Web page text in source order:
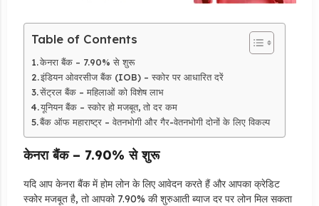
Table of Contents
केनरा बैंक – 7.90% से शुरू
इंडियन ओवरसीज बैंक (IOB) – स्कोर पर आधारित दरें
सेंट्रल बैंक – महिलाओं को विशेष लाभ
यूनियन बैंक – स्कोर हो मजबूत, तो दर कम
बैंक ऑफ महाराष्ट्र – वेतनभोगी और गैर-वेतनभोगी दोनों के लिए विकल्प
केनरा बैंक – 7.90% से शुरू
यदि आप केनरा बैंक में होम लोन के लिए आवेदन करते हैं और आपका क्रेडिट
स्कोर मजबूत है, तो आपको 7.90% की शुरुआती ब्याज दर पर लोन मिल सकता